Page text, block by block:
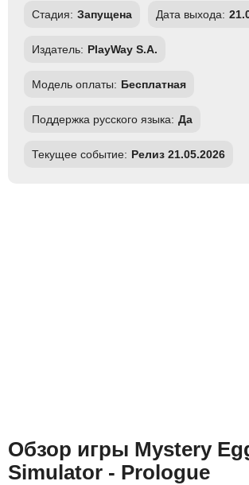
Стадия: Запущена Дата выхода:
Издатель: PlayWay S.A.
Модель оплаты: Бесплатная
Поддержка русского языка: Да
Текущее событие: Релиз 21.05.2026
Обзор игры Mystery
Simulator - Prologue